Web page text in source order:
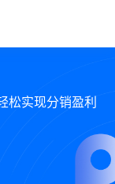
松实现分销盈利